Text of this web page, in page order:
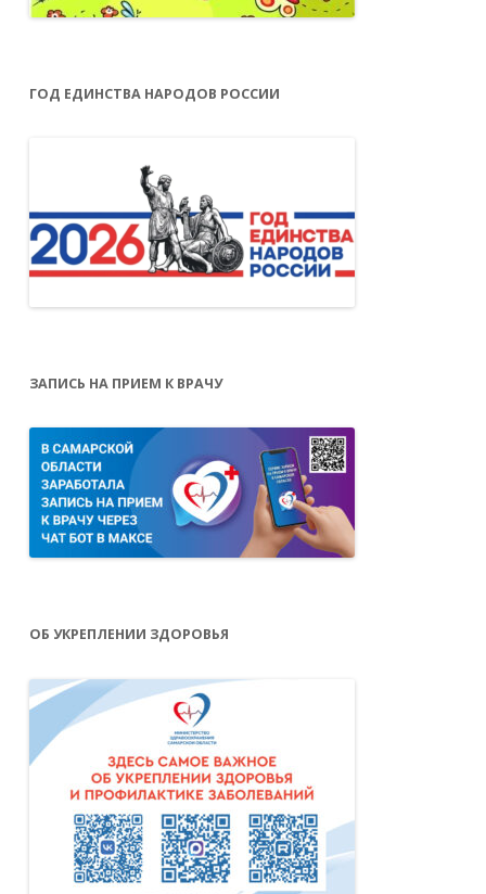
ГОД ЕДИНСТВА НАРОДОВ РОССИИ
ЗАПИСЬ НА ПРИЕМ К ВРАЧУ
ОБ УКРЕПЛЕНИИ ЗДОРОВЬЯ